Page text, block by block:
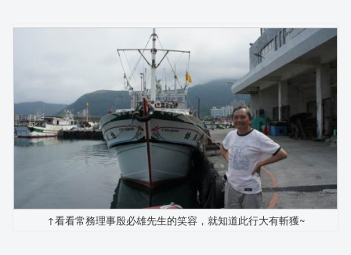
↑看看常務理事殷必雄先生的笑容，就知道此行大有斬獲~